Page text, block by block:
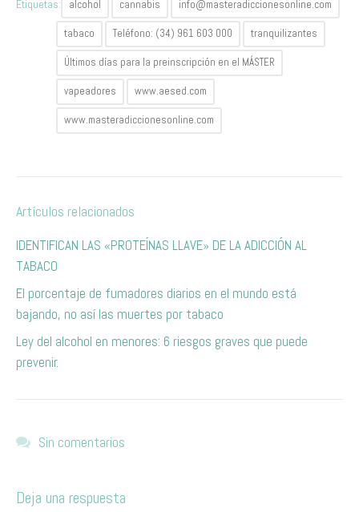
Etiquetas: alcohol cannabis info@masteradiccionesonline.com
tabaco Teléfono: (34) 961 603 000 tranquilizantes
Últimos días para la preinscripción en el MÁSTER
vapeadores www.aesed.com
www.masteradiccionesonline.com
Artículos relacionados
IDENTIFICAN LAS «PROTEÍNAS LLAVE» DE LA ADICCIÓN AL
TABACO
El porcentaje de fumadores diarios en el mundo está
bajando, no así las muertes por tabaco
Ley del alcohol en menores: 6 riesgos graves que puede
prevenir.
Sin comentarios
Deja una respuesta